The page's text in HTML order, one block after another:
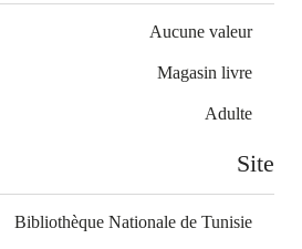
Aucune valeur
Magasin livre
Adulte
Site
Bibliothèque Nationale de Tunisie